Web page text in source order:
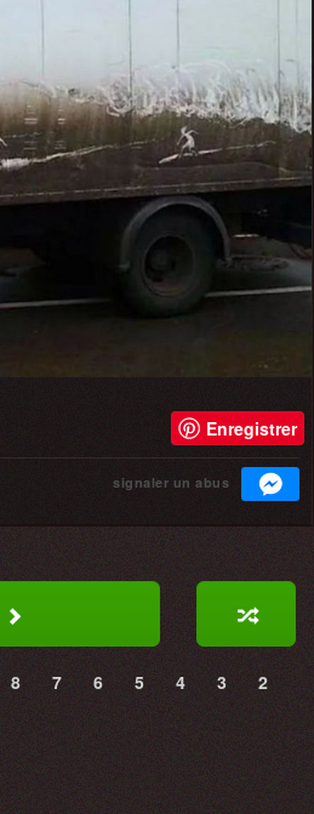
Enregistrer
signaler un abus
8 7 6 5 4 3 2